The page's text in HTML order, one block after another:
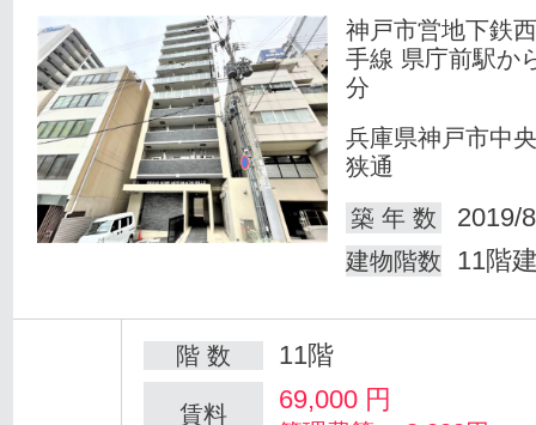
神戸市営地下鉄
手線 県庁前駅か
分
兵庫県神戸市中
狭通
築 年 数
2019/
建物階数 11階
階 数 11階
賃料 69,000 円